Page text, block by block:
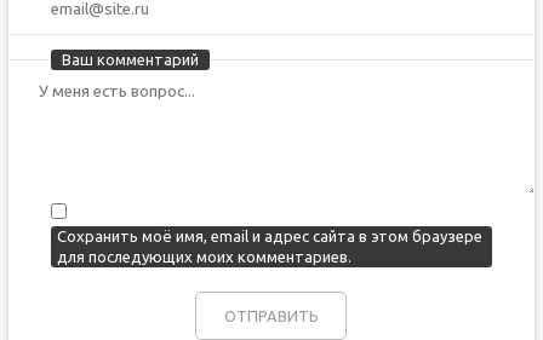
Ваш комментарий
Сохранить моё имя, email и адрес сайта в этом браузере
для последующих моих комментариев.